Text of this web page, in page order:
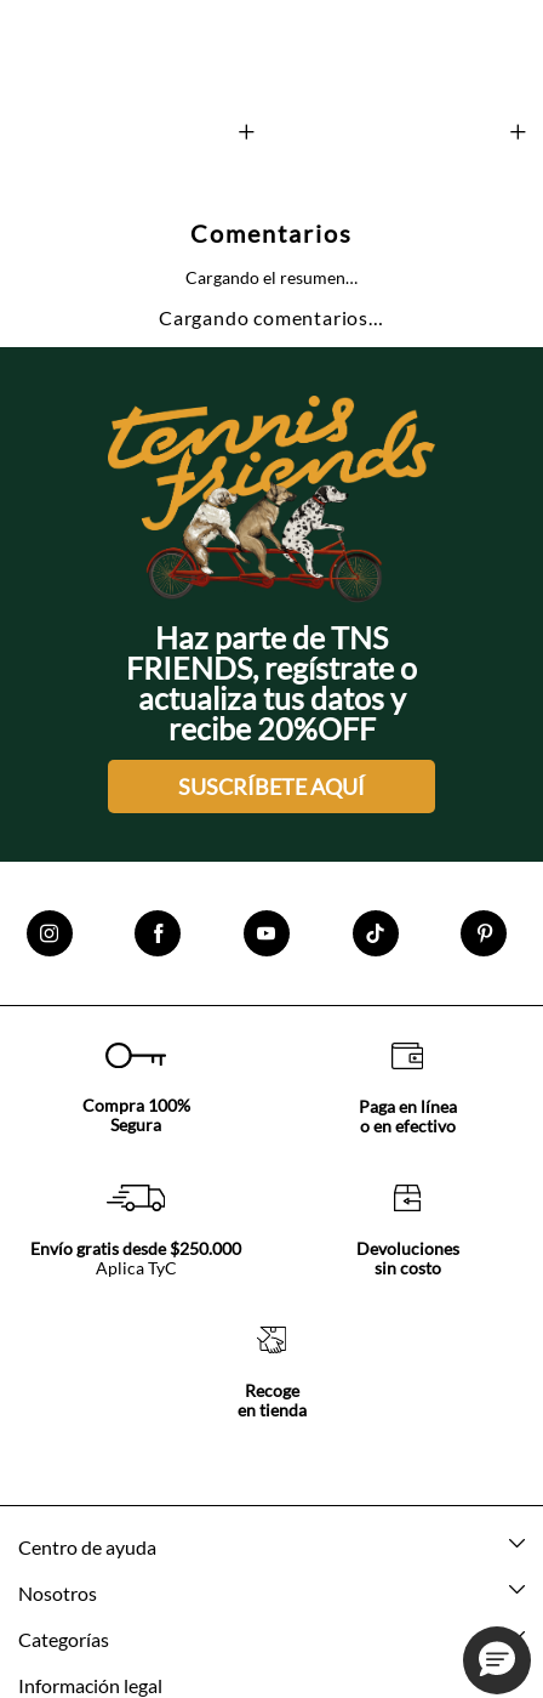
+ +
Comentarios
Cargando el resumen…
Cargando comentarios…
Haz parte de TNS
FRIENDS, regístrate o
actualiza tus datos y
recibe 20%OFF
SUSCRÍBETE AQUÍ
Compra 100%
Segura
Paga en línea
o en efectivo
Envío gratis desde $250.000
Aplica TyC
Devoluciones
sin costo
Recoge
en tienda
Centro de ayuda
Mis pedidos
Nosotros
Acerca de Tennis
Categorías
Nuevo
Información legal